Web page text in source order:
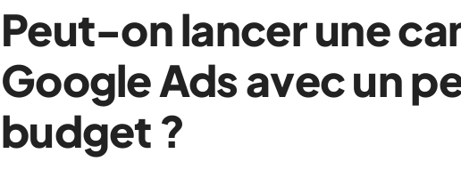
Peut-on lancer une
Google Ads avec un
budget ?